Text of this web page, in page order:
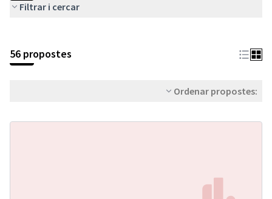
Filtrar i cercar
56 propostes
Ordenar propostes: